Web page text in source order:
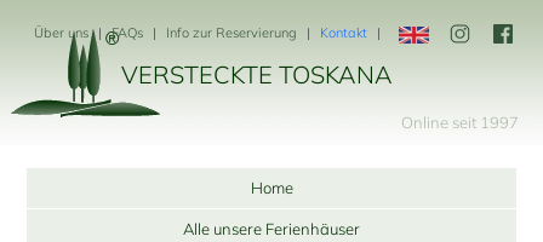
VERSTECKTE TOSKANA
Über uns FAQs Info zur Reservierung Kontakt
Online seit 1997
Home
Alle unsere Ferienhäuser